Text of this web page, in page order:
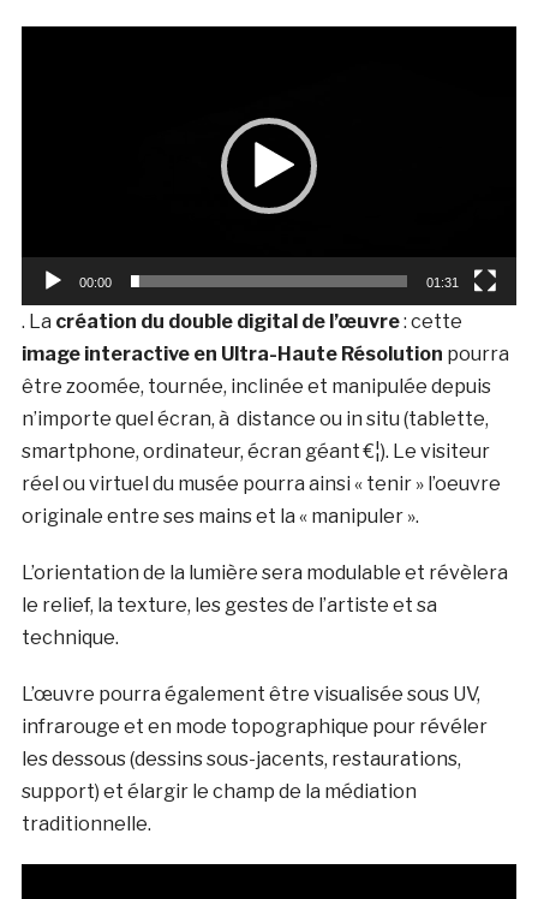
00:00 01:31
. La création du double digital de l’œuvre: cette
image interactive en Ultra-Haute Résolution pourra
être zoomée, tournée, inclinée et manipulée depuis
n’importe quel écran, à distance ou in situ (tablette,
smartphone, ordinateur, écran géant €¦). Le visiteur
réel ou virtuel du musée pourra ainsi « tenir » l’oeuvre
originale entre ses mains et la « manipuler ».
L’orientation de la lumière sera modulable et révèlera
le relief, la texture, les gestes de l’artiste et sa
technique.
L’œuvre pourra également être visualisée sous UV,
infrarouge et en mode topographique pour révéler
les dessous (dessins sous-jacents, restaurations,
support) et élargir le champ de la médiation
traditionnelle.